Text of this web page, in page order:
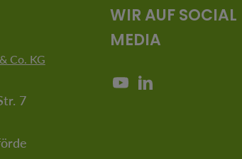
Co. KG
7
WIR AUF SOCIAL
MEDIA